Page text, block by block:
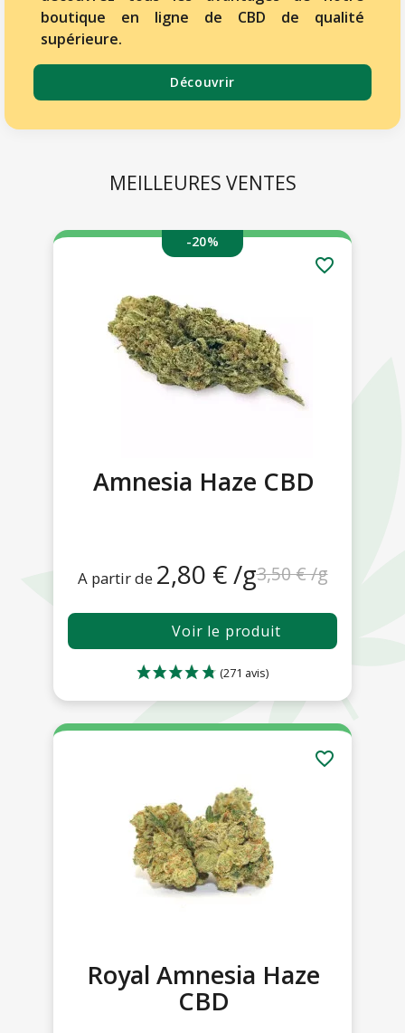
boutique en ligne de CBD de qualité
supérieure.
Découvrir
MEILLEURES VENTES
-20%
Amnesia Haze CBD
3,50 € /g
A partir de 2,80 € /g
Voir le produit
favorite_border
Royal Amnesia Haze
CBD
favorite_border